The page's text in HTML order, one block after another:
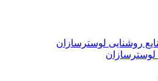
روشنایی لوسترسازان
لوسترسازان